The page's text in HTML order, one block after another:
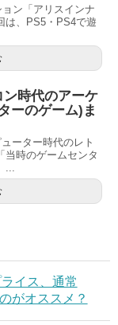
ン「アリスインナ
は、PS5・PS4で遊
ン時代のアーケ
ーのゲーム)ま
ーター時代のレト
当時のゲームセンタ
...
イス、通常
がオススメ？